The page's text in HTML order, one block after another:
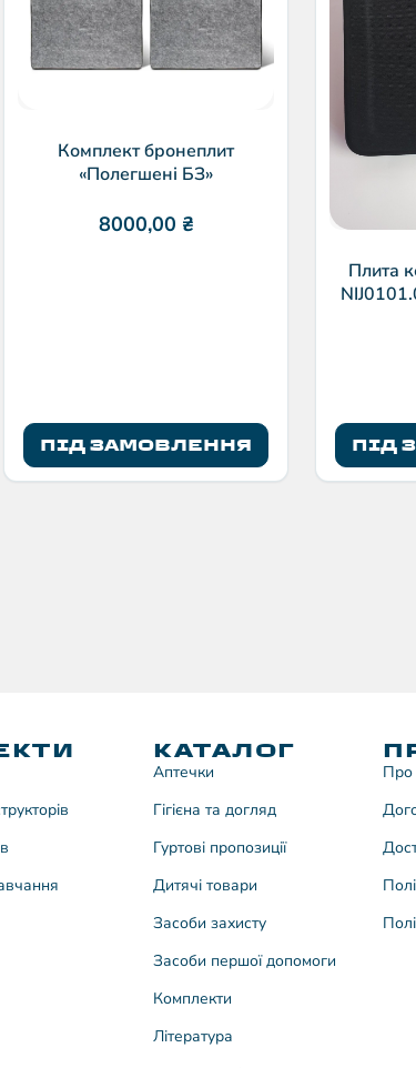
Комплект бронеплит
«Полегшені БЗ»
8000,00 ₴
ПІД ЗАМОВЛЕННЯ
Плита
ПІД
КАТАЛОГ
Аптечки
Гігієна та догляд
Гуртові пропозиції
Дитячі товари
Засоби захисту
Засоби першої допомоги
Комплекти
Література
Про